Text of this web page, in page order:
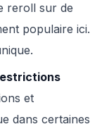
reroll sur de
populaire ici.
et
dans certaines